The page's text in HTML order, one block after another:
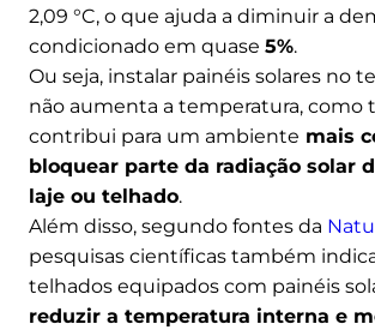
2,09 °C, o que ajuda a diminuir a
condicionado em quase 5%.
Ou seja, instalar painéis solares no
não aumenta a temperatura, como
contribui para um ambiente mais
bloquear parte da radiação solar
laje ou telhado.
Além disso, segundo fontes da
pesquisas científicas também
telhados equipados com painéis
reduzir a temperatura interna e